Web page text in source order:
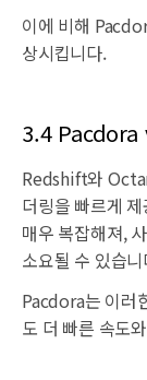
이에 비해
상시킵니다.
3.4
Redshift와
더링을 빠르게
매우 복잡해져,
소요될 수 있습
Pacdora는 이러
도 더 빠른 속도